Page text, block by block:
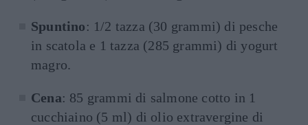
Spuntino: 1/2 tazza (30 grammi) di pesche
in scatola e 1 tazza (285 grammi) di yogurt
magro.
Cena: 85 grammi di salmone cotto in 1
cucchiaino (5 ml) di olio extravergine di